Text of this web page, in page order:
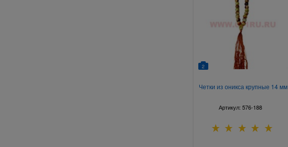
2
Четки из оникса крупные 14 мм
Артикул:576-188